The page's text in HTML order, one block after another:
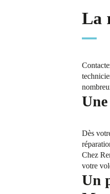
La
Dès
Chez
votre
Un